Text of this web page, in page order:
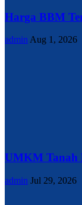
Harga BBM
admin Aug 1, 2026
UMKM Tanah
admin Jul 29, 2026